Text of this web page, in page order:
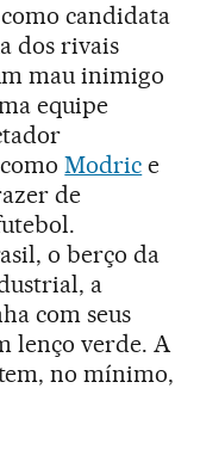
candidata
dos rivais
mau inimigo
equipe
comoModric e
de
o berço da
a
com seus
lenço verde. A
no mínimo,